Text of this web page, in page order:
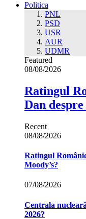
Politica
PNL
PSD
USR
AUR
UDMR
Featured
08/08/2026
Ratingul
Dan
Recent
08/08/2026
Ratingul
Moody’s?
07/08/2026
Centrala
2026?